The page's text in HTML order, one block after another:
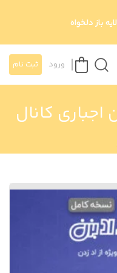
باز دلخواه
ورود ثبت نام
اجباری کانال